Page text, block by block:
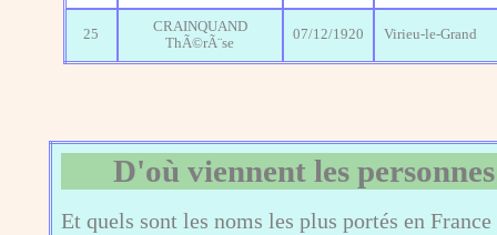
25
CRAINQUAND
ThÃ©rÃ¨se
07/12/1920 Virieu-le-Grand
D'où viennent les
Et quels sont les noms les plus portés en